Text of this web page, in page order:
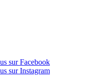
sur Facebook
sur Instagram